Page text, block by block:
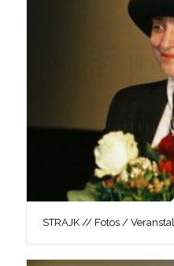
STRAJK // Fotos /